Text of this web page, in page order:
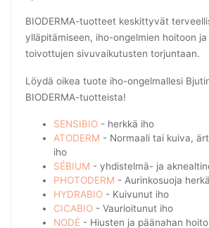
BIODERMA-tuotteet keskittyvät
ylläpitämiseen, iho-ongelmien hoitoon
toivottujen sivuvaikutusten torjuntaan.
Löydä oikea tuote iho-ongelmallesi
BIODERMA-tuotteista!
SENSIBIO - herkkä iho
ATODERM - Normaali tai kuiva,
iho
SÉBIUM - yhdistelmä- ja
PHOTODERM - Aurinkosuoja
HYDRABIO - Kuivunut iho
CICABIO - Vaurioitunut iho
NODÉ - Hiusten ja päänahan hoito